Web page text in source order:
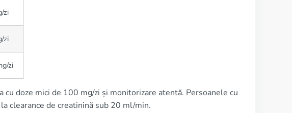
zi
zi
zi
doze mici de 100 mg/zi și monitorizare atentă. Persoanele cu
clearance de creatinină sub 20 ml/min.